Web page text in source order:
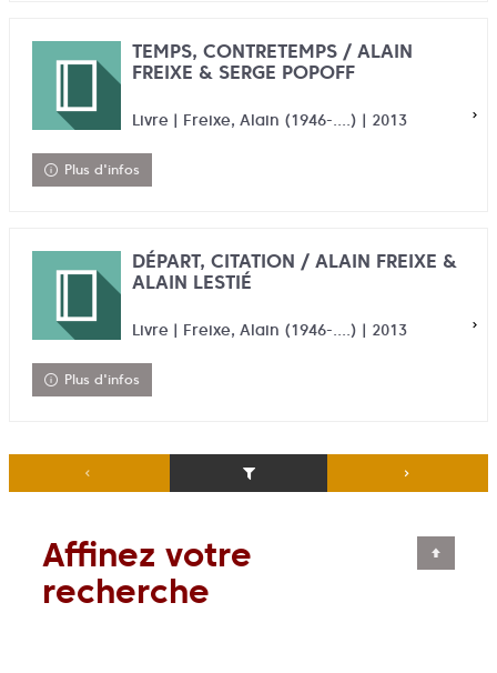
TEMPS, CONTRETEMPS / ALAIN
FREIXE & SERGE POPOFF
Livre | Freixe, Alain (1946-....) | 2013
Plus d'infos
DÉPART, CITATION / ALAIN FREIXE &
ALAIN LESTIÉ
Livre | Freixe, Alain (1946-....) | 2013
Plus d'infos
Affinez votre
recherche